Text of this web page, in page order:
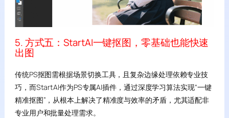
5. 方式五：StartAI一键抠图，零基础也能快速
出图
传统PS抠图需根据场景切换工具，且复杂边缘处理依赖专业技
巧，而StartAI作为PS专属AI插件，通过深度学习算法实现“一键
精准抠图”，从根本上解决了精准度与效率的矛盾，尤其适配非
专业用户和批量处理需求。